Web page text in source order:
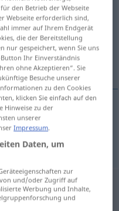
antippen)
den Betrieb der Webseite
Webseite erforderlich sind,
immer auf Ihrem Endgerät
die der Bereitstellung
nur gespeichert, wenn Sie uns
Ihr Einverständnis
ohne Akzeptieren“. Sie
Besuche unserer
zu den Cookies
klicken Sie einfach auf den
Hinweise zu der
unserer
Impressum
Daten, um
zur
und/oder Zugriff auf
Werbung und Inhalte,
und